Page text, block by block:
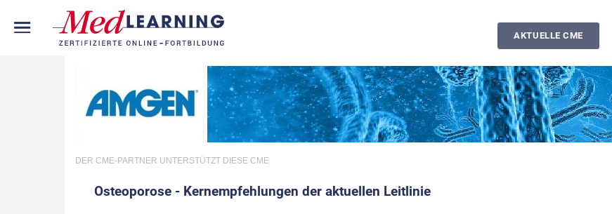
AKTUELLE CME
DER CME-PARTNER UNTERSTÜTZT DIESE CME
Osteoporose - Kernempfehlungen der aktuellen Leitlinie